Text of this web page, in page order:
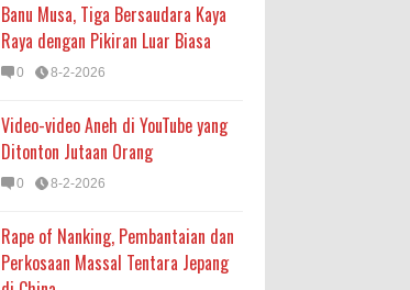
Banu Musa, Tiga Bersaudara Kaya
Raya dengan Pikiran Luar Biasa
0 8-2-2026
Video-video Aneh di YouTube yang
Ditonton Jutaan Orang
0 8-2-2026
Rape of Nanking, Pembantaian dan
Perkosaan Massal Tentara Jepang